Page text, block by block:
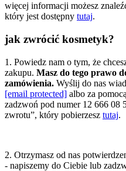
więcej informacji możesz
który jest dostępny tutaj.
jak zwrócić kosmetyk?
1. Powiedz nam o tym, że
zakupu. Masz do tego prawo
zamówienia. Wyślij do nas
[email protected] albo za
zadzwoń pod numer 12 666 08
zwrotu”, który pobierzesz tutaj.
2. Otrzymasz od nas
- napiszemy do Ciebie lub